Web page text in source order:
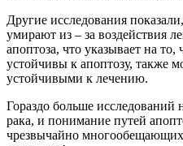
Другие исследования
умирают из – за воздействия
апоптоза, что указывает на
устойчивы к апоптозу, также
устойчивыми к лечению.
Гораздо больше исследований
рака, и понимание путей
чрезвычайно